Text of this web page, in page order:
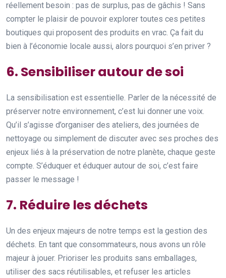
réellement besoin : pas de surplus, pas de gâchis ! Sans
compter le plaisir de pouvoir explorer toutes ces petites
boutiques qui proposent des produits en vrac. Ça fait du
bien à l’économie locale aussi, alors pourquoi s’en priver ?
6. Sensibiliser autour de soi
La sensibilisation est essentielle. Parler de la nécessité de
préserver notre environnement, c’est lui donner une voix.
Qu’il s’agisse d’organiser des ateliers, des journées de
nettoyage ou simplement de discuter avec ses proches des
enjeux liés à la préservation de notre planète, chaque geste
compte. S’éduquer et éduquer autour de soi, c’est faire
passer le message !
7. Réduire les déchets
Un des enjeux majeurs de notre temps est la gestion des
déchets. En tant que consommateurs, nous avons un rôle
majeur à jouer. Prioriser les produits sans emballages,
utiliser des sacs réutilisables, et refuser les articles